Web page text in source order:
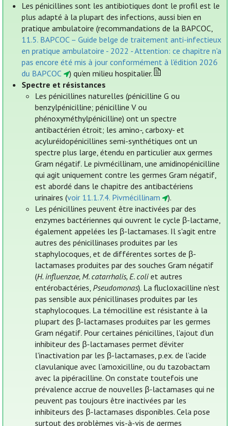
Les pénicillines sont les antibiotiques dont le profil est le
plus adapté à la plupart des infections, aussi bien en
pratique ambulatoire (recommandations de la BAPCOC,
11.5. BAPCOC – Guide belge de traitement anti-infectieux
en pratique ambulatoire - 2022 - Attention: ce chapitre n'a
pas encore été mis à jour conformément à l'édition 2026
du BAPCOC
) qu’en milieu hospitalier.
Spectre et résistances
Les pénicillines naturelles (pénicilline G ou
benzylpénicilline; pénicilline V ou
phénoxyméthylpénicilline) ont un spectre
antibactérien étroit; les amino-, carboxy- et
acyluréidopénicillines semi-synthétiques ont un
spectre plus large, étendu en particulier aux germes
Gram négatif. Le pivmécillinam, une amidinopénicilline
qui agit uniquement contre les germes Gram négatif,
est abordé dans le chapitre des antibactériens
urinaires (voir 11.1.7.4. Pivmécillinam
).
Les pénicillines peuvent être inactivées par des
enzymes bactériennes qui ouvrent le cycle β-lactame,
également appelées les β-lactamases. Il s'agit entre
autres des pénicillinases produites par les
staphylocoques, et de différentes sortes de β-
lactamases produites par des souches Gram négatif
(H. influenzae, M. catarrhalis, E. coliet autres
entérobactéries,Pseudomonas). La flucloxacilline n'est
pas sensible aux pénicillinases produites par les
staphylocoques. La témocilline est résistante à la
plupart des β-lactamases produites par les germes
Gram négatif. Pour certaines pénicillines, l'ajout d'un
inhibiteur des β-lactamases permet d'éviter
l'inactivation par les β-lactamases, p.ex. de l’acide
clavulanique avec l’amoxicilline, ou du tazobactam
avec la pipéracilline. On constate toutefois une
prévalence accrue de nouvelles β-lactamases qui ne
peuvent pas toujours être inactivées par les
inhibiteurs des β-lactamases disponibles. Cela pose
surtout des problèmes vis-à-vis de germes